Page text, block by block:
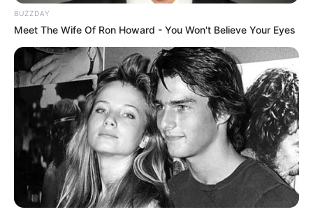
Hier werden dieschönsten Urlaubsregionen in
Deutschlandvorgestellt. Hierzu gehören
Berglandschaften,romantische Flusstäler,märchenhafte
AusflugszieleundNaturparadiese .
Links zu Tagestouren und Ausflugsmöglichkeiten
im Umland von rund 50 km bis 70 km um
Tangermünde, Jerichow, Schönhausen (Elbe) und
Fischbeck:
Kristalltherme Bad Wilsnack - Badespaß in einer
BUZZDAY
Meet The Wife Of Ron Howard - You Won't Believe Your Eyes